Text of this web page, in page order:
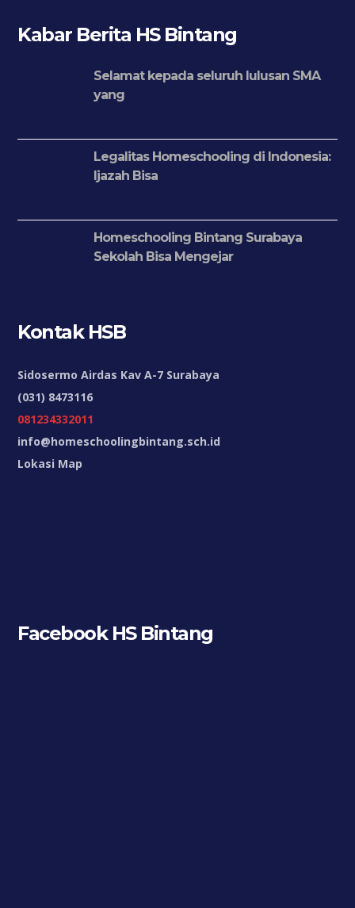
Kabar Berita HS Bintang
Selamat kepada seluruh lulusan SMA
yang
Legalitas Homeschooling di Indonesia:
Ijazah Bisa
Homeschooling Bintang Surabaya
Sekolah Bisa Mengejar
Kontak HSB
Sidosermo Airdas Kav A-7 Surabaya
(031) 8473116
081234332011
info@homeschoolingbintang.sch.id
Lokasi Map
Facebook HS Bintang